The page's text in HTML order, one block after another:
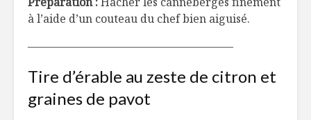
à l’aide d’un couteau du chef bien aiguisé.
——————————————————–
Tire d’érable au zeste de citron et
graines de pavot